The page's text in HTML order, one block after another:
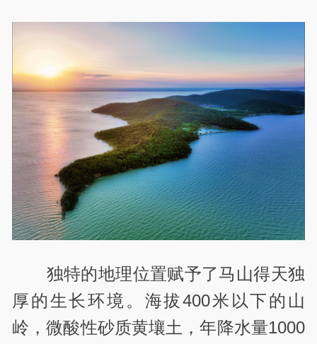
独特的地理位置赋予了马山得天独
厚的生长环境。海拔400米以下的山
岭，微酸性砂质黄壤土，年降水量1000